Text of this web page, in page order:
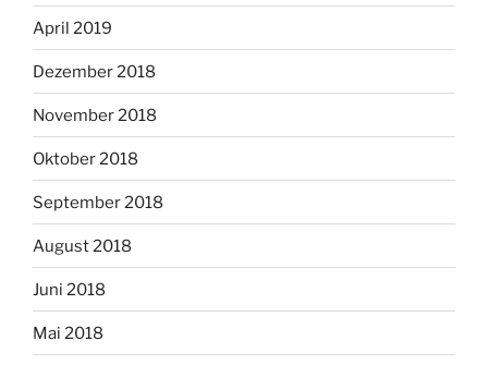
April 2019
Dezember 2018
November 2018
Oktober 2018
September 2018
August 2018
Juni 2018
Mai 2018